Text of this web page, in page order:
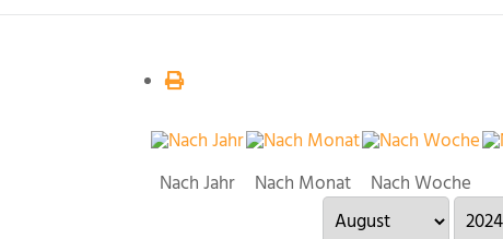
Nach Jahr Nach Monat Nach Woche